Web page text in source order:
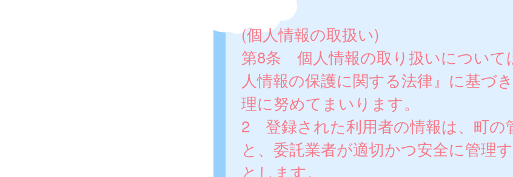
(個人情報の取扱い)
第8条 個人情報の取り扱いについて
人情報の保護に関する法律』に基づ
理に努めてまいります。
2 登録された利用者の情報は、町の
と、委託業者が適切かつ安全に管理
とします。